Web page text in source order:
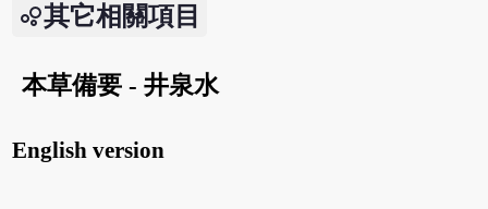
其它相關項目
本草備要 - 井泉水
English version